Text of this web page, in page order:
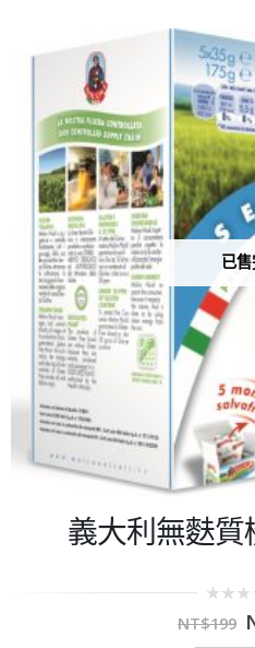
已
義大利無麩
0
out
NT$199